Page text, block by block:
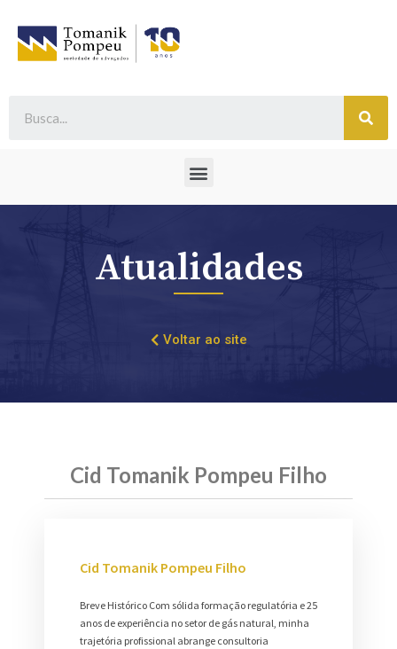
Atualidades
Voltar ao site
Cid Tomanik Pompeu Filho
Cid Tomanik Pompeu Filho
Breve Histórico Com sólida formação regulatória e 25
anos de experiência no setor de gás natural, minha
trajetória profissional abrange consultoria